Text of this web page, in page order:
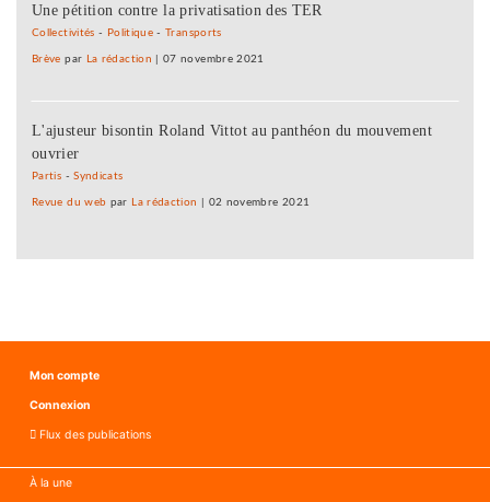
Une pétition contre la privatisation des TER
Collectivités - Politique -Transports
Brève par La rédaction |07 novembre 2021
L'ajusteur bisontin Roland Vittot au panthéon du mouvement
ouvrier
Partis -Syndicats
Revue du web par La rédaction 02 novembre 2021
Mon compte
Connexion
Flux des publications
À la une